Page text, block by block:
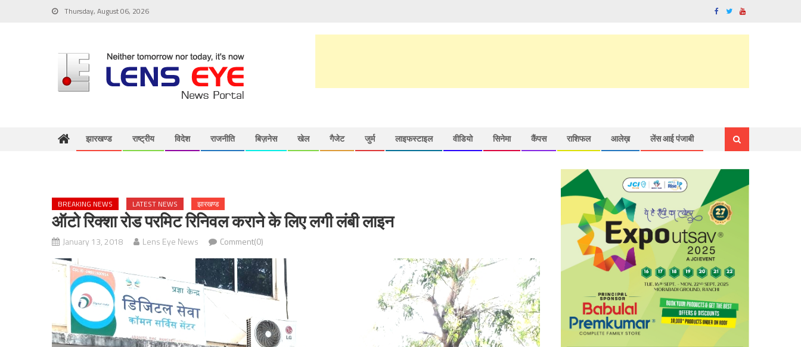
Thursday, August 06, 2026
झारखण्ड राष्ट्रीय विदेश राजनीति बिज़नेस खेल गैजेट जुर्म लाइफस्टाइल वीडियो सिनेमा कैंपस राशिफल आलेख़ लेंस आई पंजाबी
BREAKING NEWS LATEST NEWS झारखण्ड
ऑटो रिक्शा रोड परमिट रिनिवल कराने के लिए लगी लंबी लाइन
January 13, 2018 Lens Eye News Comment(0)